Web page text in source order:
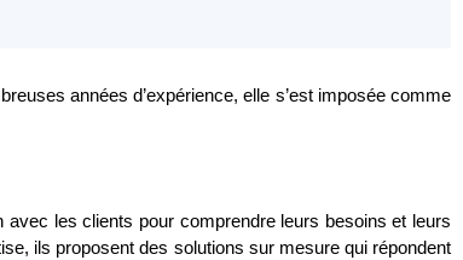
années d’expérience, elle s’est imposée comme
avec les clients pour comprendre leurs besoins et leurs
ils proposent des solutions sur mesure qui répondent